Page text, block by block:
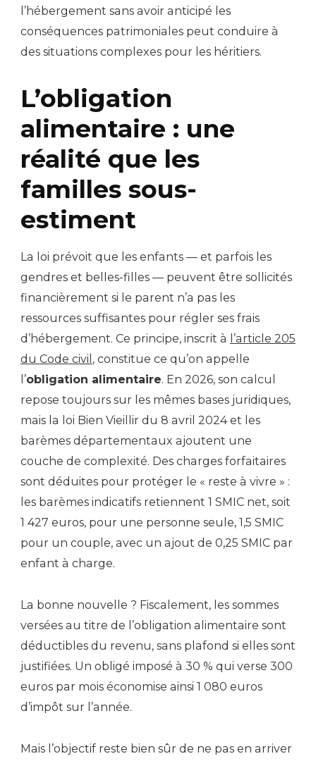
l’hébergement sans avoir anticipé les
conséquences patrimoniales peut conduire à
des situations complexes pour les héritiers.
L’obligation
alimentaire : une
réalité que les
familles sous-
estiment
La loi prévoit que les enfants — et parfois les
gendres et belles-filles — peuvent être sollicités
financièrement si le parent n’a pas les
ressources suffisantes pour régler ses frais
d’hébergement. Ce principe, inscrit à
l’article 205
du Code civil , constitue ce qu’on appelle
l’obligation alimentaire. En 2026, son calcul
repose toujours sur les mêmes bases juridiques,
mais la loi Bien Vieillir du 8 avril 2024 et les
barèmes départementaux ajoutent une
couche de complexité. Des charges forfaitaires
sont déduites pour protéger le « reste à vivre » :
les barèmes indicatifs retiennent 1 SMIC net, soit
1 427 euros, pour une personne seule, 1,5 SMIC
pour un couple, avec un ajout de 0,25 SMIC par
enfant à charge.
La bonne nouvelle ? Fiscalement, les sommes
versées au titre de l’obligation alimentaire sont
déductibles du revenu, sans plafond si elles sont
justifiées. Un obligé imposé à 30 % qui verse 300
euros par mois économise ainsi 1 080 euros
d’impôt sur l’année.
Mais l’objectif reste bien sûr de ne pas en arriver